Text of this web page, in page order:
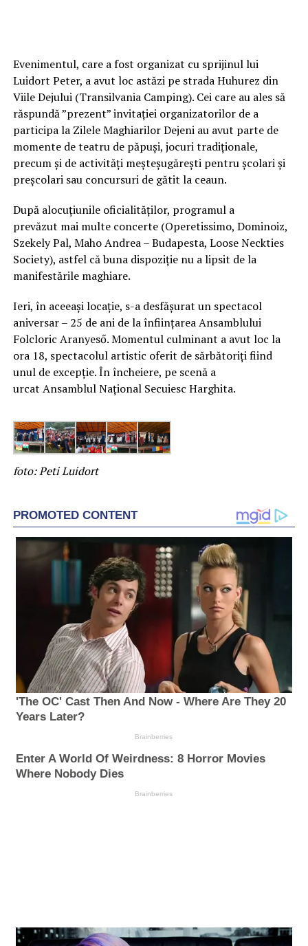
Evenimentul, care a fost organizat cu sprijinul lui
Luidort Peter, a avut loc astăzi pe strada Huhurez din
Viile Dejului (Transilvania Camping). Cei care au ales să
răspundă ”prezent” invitației organizatorilor de a
participa la Zilele Maghiarilor Dejeni au avut parte de
momente de teatru de păpuși, jocuri tradiționale,
precum și de activități meșteșugărești pentru școlari și
preșcolari sau concursuri de gătit la ceaun.
După alocuțiunile oficialităților, programul a
prevăzut mai multe concerte (Operetissimo, Dominoiz,
Szekely Pal, Maho Andrea – Budapesta, Loose Neckties
Society), astfel că buna dispoziție nu a lipsit de la
manifestările maghiare.
Ieri, în aceeași locație, s-a desfășurat un spectacol
aniversar – 25 de ani de la înființarea Ansamblului
Folcloric Aranyeső. Momentul culminant a avut loc la
ora 18, spectacolul artistic oferit de sărbătoriți fiind
unul de excepție. În încheiere, pe scenă a
urcat Ansamblul Național Secuiesc Harghita.
foto: Peti Luidort